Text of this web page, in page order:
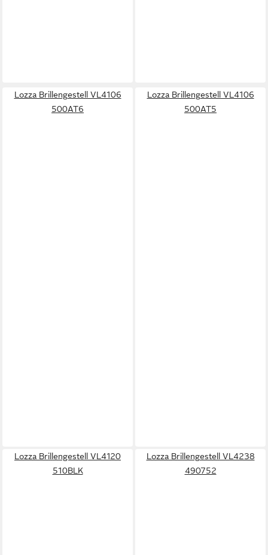
Lozza Brillengestell VL4106
500AT6
Lozza Brillengestell VL4106
500AT5
Lozza Brillengestell VL4120
510BLK
Lozza Brillengestell VL4238
490752